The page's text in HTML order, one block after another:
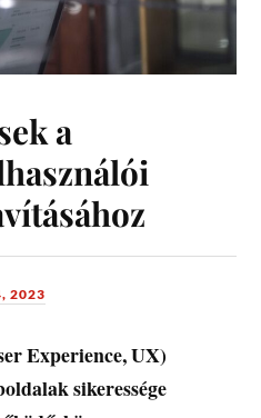
a
2023
Experience, UX)
sikeressége